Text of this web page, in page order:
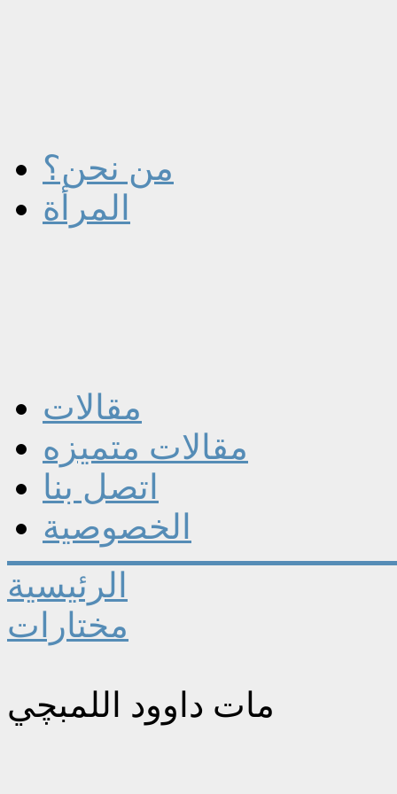
من نحن؟
المرأة
مقالات
مقالات متميزه
اتصل بنا
الخصوصية
الرئيسية
مختارات
مات داوود اللمبچي